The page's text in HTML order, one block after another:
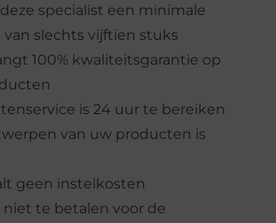
deze specialist een minimale
van slechts vijftien stuks
100% kwaliteitsgarantie op
is 24 uur te bereiken
van uw producten is
geen instelkosten
niet te betalen voor de